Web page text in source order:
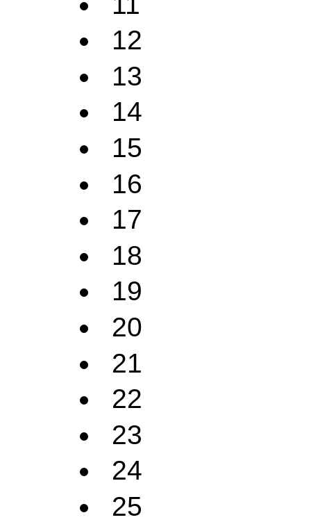
12
13
14
15
16
17
18
19
20
21
22
23
24
25